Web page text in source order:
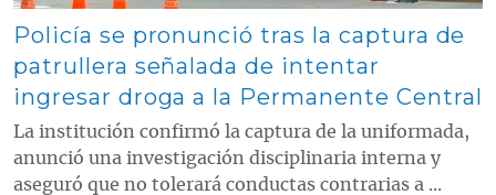
Policía se pronunció tras la captura de
patrullera señalada de intentar
ingresar droga a la Permanente Central
La institución confirmó la captura de la uniformada,
anunció una investigación disciplinaria interna y
aseguró que no tolerará conductas contrarias a ...